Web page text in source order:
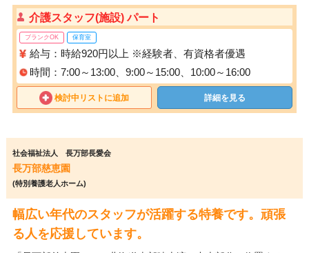
介護スタッフ(施設) パート
ブランクOK 保育室
給与：時給920円以上 ※経験者、有資格者優遇
時間：7:00～13:00、9:00～15:00、10:00～16:00
検討中リストに追加 詳細を見る
社会福祉法人 長万部長愛会
長万部慈恵園
(特別養護老人ホーム)
幅広い年代のスタッフが活躍する特養です。頑張
る人を応援しています。